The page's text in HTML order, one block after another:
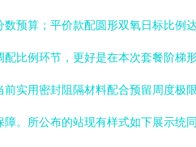
预算；平价款配圆形双氧日标比
比例环节，更好是在本次套餐阶
实用密封阻隔材料配合预留周度
。所公布的站现有样式如下展示